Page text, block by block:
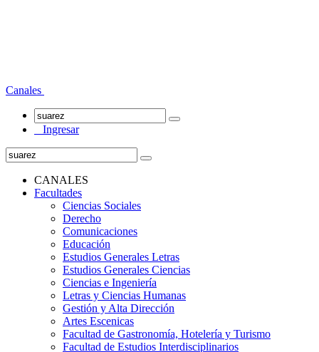
Canales
Ingresar
CANALES
Facultades
Ciencias Sociales
Derecho
Comunicaciones
Educación
Estudios Generales Letras
Estudios Generales Ciencias
Ciencias e Ingeniería
Letras y Ciencias Humanas
Gestión y Alta Dirección
Artes Escenicas
Facultad de Gastronomía, Hotelería y Turismo
Facultad de Estudios Interdisciplinarios